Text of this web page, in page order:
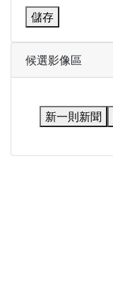
儲存
候選影像區
新一則新聞